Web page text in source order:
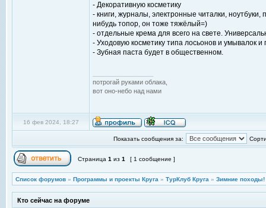
- Декоративную косметику
- книги, журналы, электронные читалки,
нибудь топор, он тоже тяжёлый=)
- отдельные крема для всего на свете.
- Уходовую косметику типа лосьонов и умывалок
- Зубная паста будет в общественном.
потрогай руками облака,
вот оно-небо над нами
16 фев 2024, 18:27
Показать сообщения за:
Страница 1 из 1 [ 1 сообщение ]
Список форумов » Программы и проекты Круга » ТурКлуб Круга » Зимние походы!
Кто сейчас на форуме